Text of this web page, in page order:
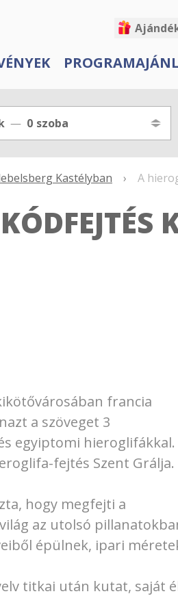
0 szoba
Kastélyban › A
francia
a szöveget 3
egyiptomi hieroglifákkal.
fejtés Szent Grálja.
hogy megfejti a
az utolsó
épülnek, ipari
titkai után kutat, saját